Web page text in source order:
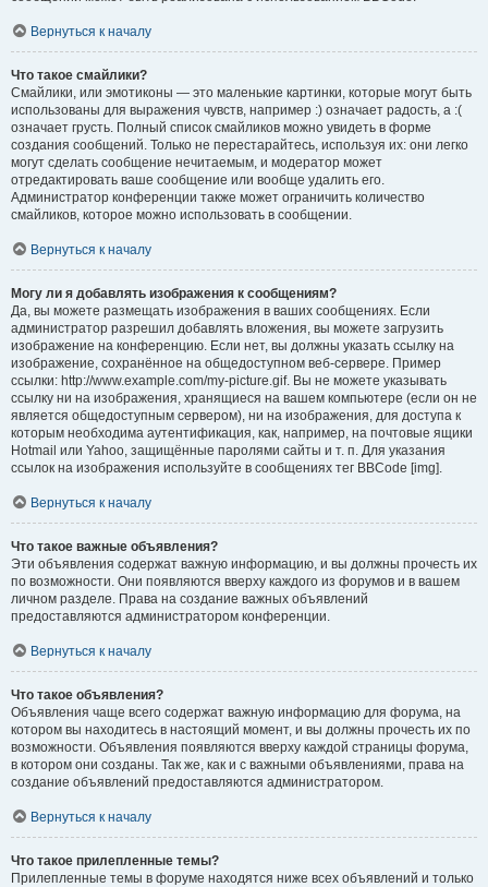
Вернуться к началу
Что такое смайлики?
Смайлики, или эмотиконы — это маленькие картинки, которые могут быть
использованы для выражения чувств, например :) означает радость, а :(
означает грусть. Полный список смайликов можно увидеть в форме
создания сообщений. Только не перестарайтесь, используя их: они легко
могут сделать сообщение нечитаемым, и модератор может
отредактировать ваше сообщение или вообще удалить его.
Администратор конференции также может ограничить количество
смайликов, которое можно использовать в сообщении.
Вернуться к началу
Могу ли я добавлять изображения к сообщениям?
Да, вы можете размещать изображения в ваших сообщениях. Если
администратор разрешил добавлять вложения, вы можете загрузить
изображение на конференцию. Если нет, вы должны указать ссылку на
изображение, сохранённое на общедоступном веб-сервере. Пример
ссылки: http://www.example.com/my-picture.gif. Вы не можете указывать
ссылку ни на изображения, хранящиеся на вашем компьютере (если он не
является общедоступным сервером), ни на изображения, для доступа к
которым необходима аутентификация, как, например, на почтовые ящики
Hotmail или Yahoo, защищённые паролями сайты и т. п. Для указания
ссылок на изображения используйте в сообщениях тег BBCode [img].
Вернуться к началу
Что такое важные объявления?
Эти объявления содержат важную информацию, и вы должны прочесть их
по возможности. Они появляются вверху каждого из форумов и в вашем
личном разделе. Права на создание важных объявлений
предоставляются администратором конференции.
Вернуться к началу
Что такое объявления?
Объявления чаще всего содержат важную информацию для форума, на
котором вы находитесь в настоящий момент, и вы должны прочесть их по
возможности. Объявления появляются вверху каждой страницы форума,
в котором они созданы. Так же, как и с важными объявлениями, права на
создание объявлений предоставляются администратором.
Вернуться к началу
Что такое прилепленные темы?
Прилепленные темы в форуме находятся ниже всех объявлений и только